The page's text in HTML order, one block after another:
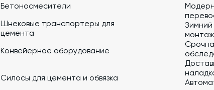
Бетоносмесители
Шнековые транспортеры для
цемента
Конвейерное оборудование
Силосы для цемента и обвязка
Зимний
монтаж